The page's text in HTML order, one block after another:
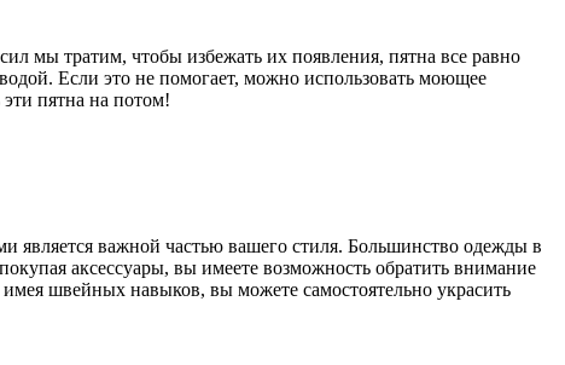
мы тратим, чтобы избежать их появления, пятна все равно
Если это не помогает, можно использовать моющее
эти пятна на потом!
является важной частью вашего стиля. Большинство одежды в
аксессуары, вы имеете возможность обратить внимание
швейных навыков, вы можете самостоятельно украсить